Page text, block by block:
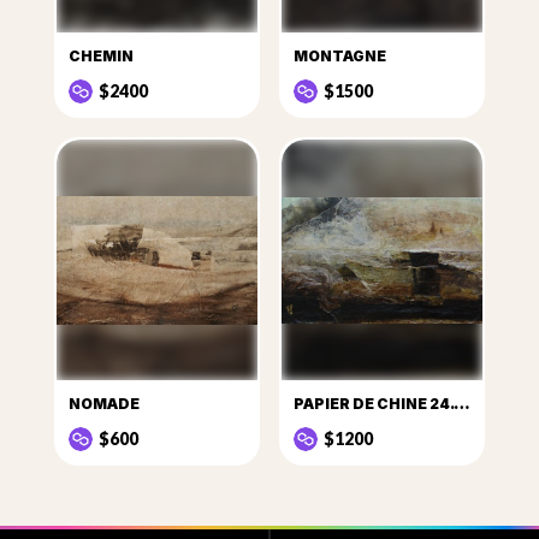
CHEMIN
$2400
MONTAGNE
$1500
NOMADE
$600
PAPIER DE CHINE 24.12.2015
$1200